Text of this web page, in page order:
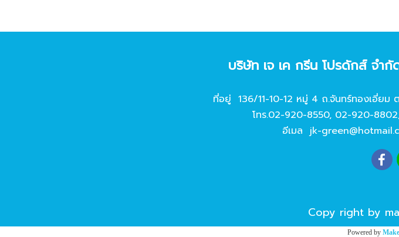
บริษัท เจ เค กรีน โปรดักส์ จํา
ที่อยู่ 136/11-10-12 หมู่ 4 ถ.จันทร์ทองเอี่ยม
โทร.02-920-8550, 02-920-8802
อีเมล jk-
Copy right by
Powered by